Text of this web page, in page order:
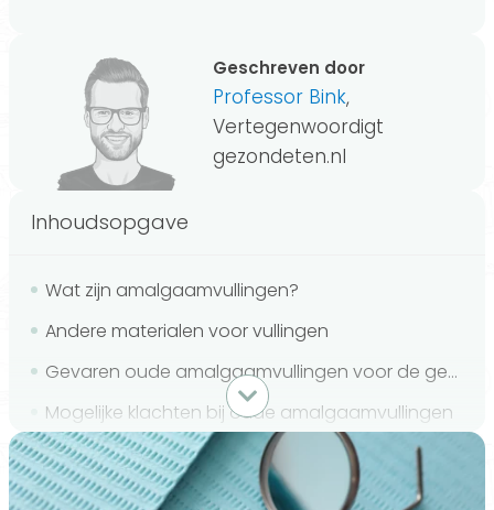
Geschreven door
Professor Bink,
Vertegenwoordigt
gezondeten.nl
Inhoudsopgave
Wat zijn amalgaamvullingen?
Andere materialen voor vullingen
Gevaren oude amalgaamvullingen voor de gezondheid
Mogelijke klachten bij oude amalgaamvullingen
Behandeling bij mogelijke kwikvergiftiging
Onderzoeken